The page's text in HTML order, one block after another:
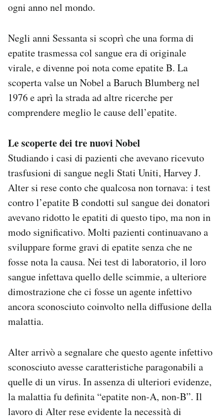
ogni anno nel mondo.
Negli anni Sessanta si scoprì che una forma di
epatite trasmessa col sangue era di originale
virale, e divenne poi nota come epatite B. La
scoperta valse un Nobel a Baruch Blumberg nel
1976 e aprì la strada ad altre ricerche per
comprendere meglio le cause dell’epatite.
Le scoperte dei tre nuovi Nobel
Studiando i casi di pazienti che avevano ricevuto
trasfusioni di sangue negli Stati Uniti, Harvey J.
Alter si rese conto che qualcosa non tornava: i test
contro l’epatite B condotti sul sangue dei donatori
avevano ridotto le epatiti di questo tipo, ma non in
modo significativo. Molti pazienti continuavano a
sviluppare forme gravi di epatite senza che ne
fosse nota la causa. Nei test di laboratorio, il loro
sangue infettava quello delle scimmie, a ulteriore
dimostrazione che ci fosse un agente infettivo
ancora sconosciuto coinvolto nella diffusione della
malattia.
Alter arrivò a segnalare che questo agente infettivo
sconosciuto avesse caratteristiche paragonabili a
quelle di un virus. In assenza di ulteriori evidenze,
la malattia fu definita “epatite non-A, non-B”. Il
lavoro di Alter rese evidente la necessità di